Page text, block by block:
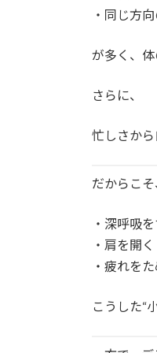
・同じ方
が多く、体
さらに、
忙しさから
だからこそ
・深呼吸
・肩を開く
・疲れを
こうした“